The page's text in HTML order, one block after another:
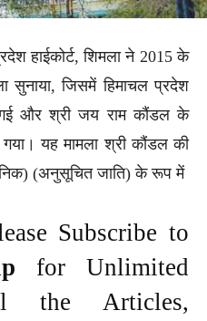
हाईकोर्ट, शिमला ने 2015 के
सुनाया, जिसमें हिमाचल प्रदेश
गई और श्री जय राम कौंडल के
यह मामला श्री कौंडल की
(अनुसूचित जाति) के रूप में
Subscribe to
for Unlimited
the Articles,